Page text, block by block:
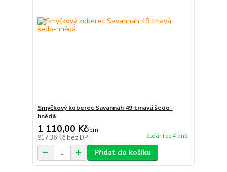
Smyčkový koberec Savannah 49 tmavá šedo-
hnědá
1 110,00 Kč/bm
917,36 Kč bez DPH dodání do 4 dnů
Přidat do košíku